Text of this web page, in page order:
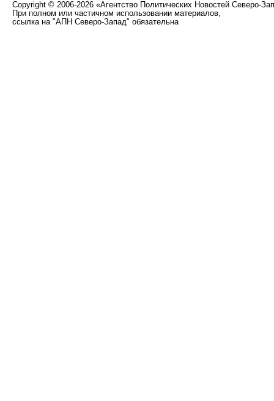
Copyright © 2006-2026 «Агентство Политических Новостей Северо-
При полном или частичном использовании материалов,
ссылка на "АПН Северо-Запад" обязательна